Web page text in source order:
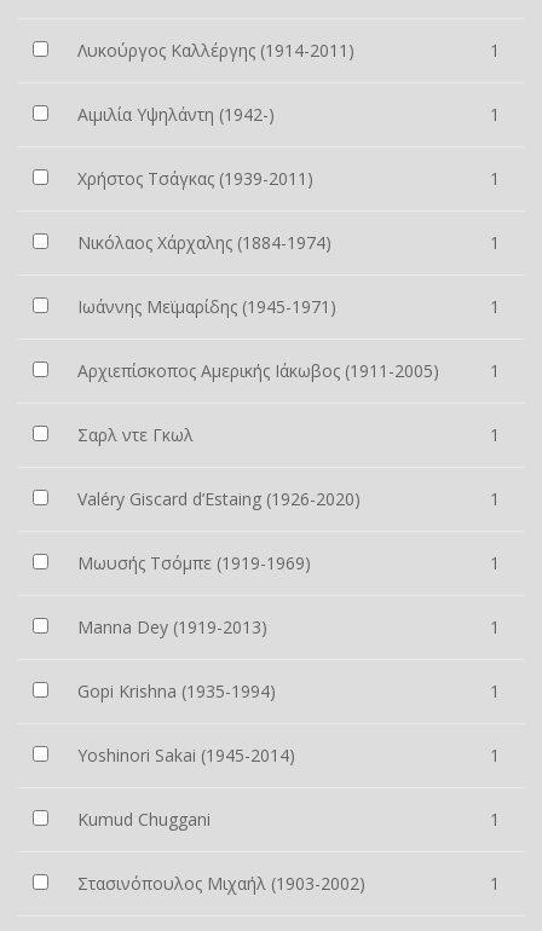
Λυκούργος Καλλέργης (1914-2011) 1
Αιμιλία Υψηλάντη (1942-) 1
Χρήστος Τσάγκας (1939-2011) 1
Νικόλαος Χάρχαλης (1884-1974) 1
Ιωάννης Μεϊμαρίδης (1945-1971) 1
Αρχιεπίσκοπος Αμερικής Ιάκωβος (1911-2005) 1
Σαρλ ντε Γκωλ 1
Valéry Giscard d’Estaing (1926-2020) 1
Μωυσής Τσόμπε (1919-1969) 1
Manna Dey (1919-2013) 1
Gopi Krishna (1935-1994) 1
Yoshinori Sakai (1945-2014) 1
Kumud Chuggani 1
Στασινόπουλος Μιχαήλ (1903-2002) 1